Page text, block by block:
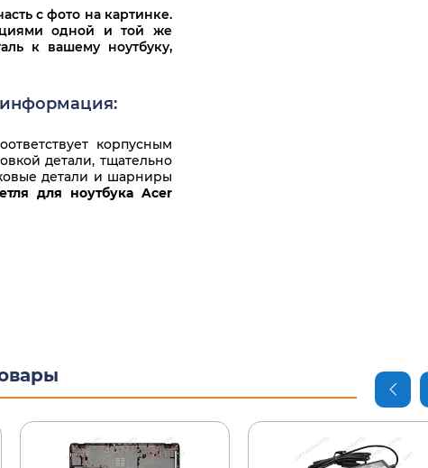
с фото на картинке.
одной и той же
к вашему ноутбуку,
информация:
корпусным
детали, тщательно
детали и шарниры
для ноутбука Acer